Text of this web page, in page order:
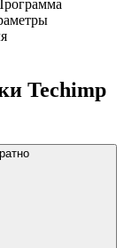
Techimp